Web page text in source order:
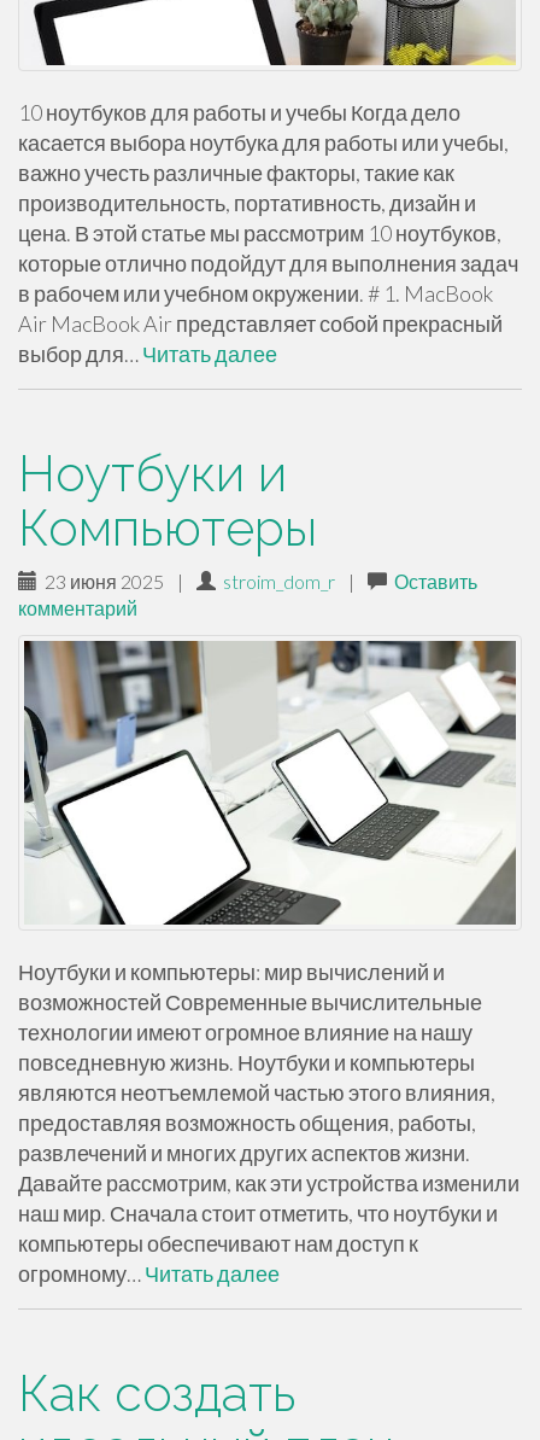
10 ноутбуков для работы и учебы Когда дело
касается выбора ноутбука для работы или учебы,
важно учесть различные факторы, такие как
производительность, портативность, дизайн и
цена. В этой статье мы рассмотрим 10 ноутбуков,
которые отлично подойдут для выполнения задач
в рабочем или учебном окружении. # 1. MacBook
Air MacBook Air представляет собой прекрасный
выбор для…Читать далее
Ноутбуки и
Компьютеры
23 июня 2025 | stroim_dom_r |
Оставить
комментарий
Ноутбуки и компьютеры: мир вычислений и
возможностей Современные вычислительные
технологии имеют огромное влияние на нашу
повседневную жизнь. Ноутбуки и компьютеры
являются неотъемлемой частью этого влияния,
предоставляя возможность общения, работы,
развлечений и многих других аспектов жизни.
Давайте рассмотрим, как эти устройства изменили
наш мир. Сначала стоит отметить, что ноутбуки и
компьютеры обеспечивают нам доступ к
огромному…Читать далее
Как создать